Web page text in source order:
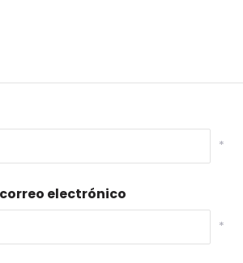
*
electrónico
*